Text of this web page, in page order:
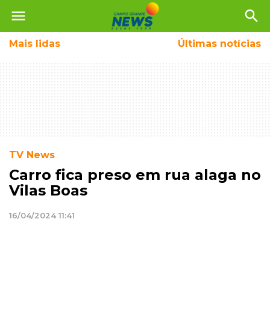
menu search
Mais lidas Últimas notícias
TV News
Carro fica preso em rua alaga no
Vilas Boas
16/04/2024 11:41